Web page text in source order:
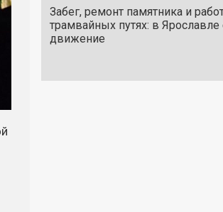
Забег, ремонт памятника и
трамвайных путях: в Ярославле
движение